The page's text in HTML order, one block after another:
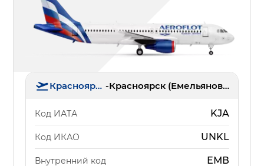
Красноярск - Красноярск (Емельяново)
Код ИАТА KJA
Код ИКАО UNKL
Внутренний код ЕМВ